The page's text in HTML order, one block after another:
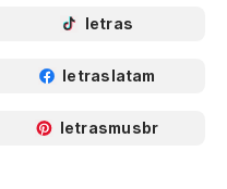
letras
letraslatam
letrasmusbr